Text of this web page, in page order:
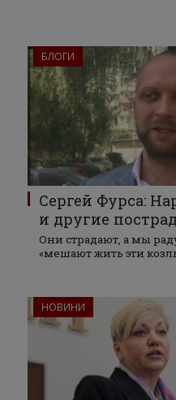
БЛОГИ
Сергей Фурса:
и другие
Они страдают, а мы
«мешают жить эти
НОВИНИ